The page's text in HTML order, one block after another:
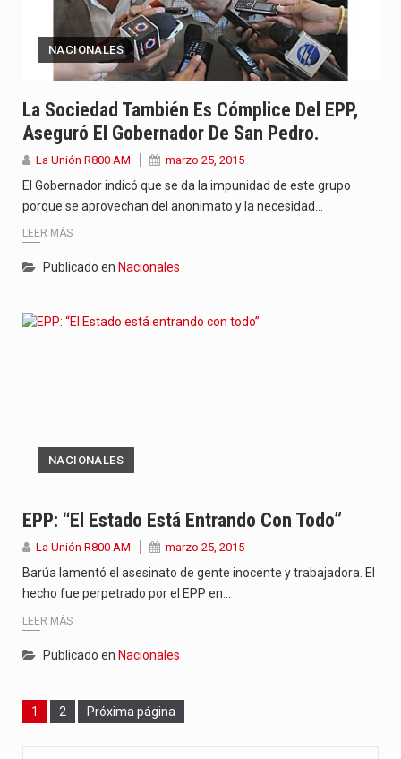
NACIONALES
La Sociedad También Es Cómplice Del EPP,
Aseguró El Gobernador De San Pedro.
La Unión R800 AM marzo 25, 2015
El Gobernador indicó que se da la impunidad de este grupo
porque se aprovechan del anonimato y la necesidad…
LEER MÁS
Publicado en Nacionales
NACIONALES
EPP: “El Estado Está Entrando Con Todo”
La Unión R800 AM marzo 25, 2015
Barúa lamentó el asesinato de gente inocente y trabajadora. El
hecho fue perpetrado por el EPP en…
LEER MÁS
Publicado en Nacionales
Page
1 Page
2 Próxima página